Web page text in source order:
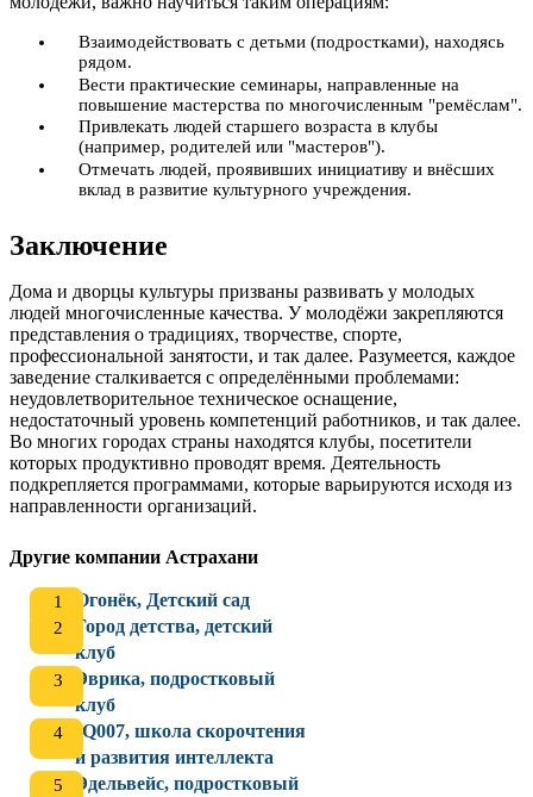
Взаимодействовать с детьми (подростками), находясь
рядом.
Вести практические семинары, направленные на
повышение мастерства по многочисленным "ремёслам".
Привлекать людей старшего возраста в клубы
(например, родителей или "мастеров").
Отмечать людей, проявивших инициативу и внёсших
вклад в развитие культурного учреждения.
Заключение
Дома и дворцы культуры призваны развивать у молодых
людей многочисленные качества. У молодёжи закрепляются
представления о традициях, творчестве, спорте,
профессиональной занятости, и так далее. Разумеется, каждое
заведение сталкивается с определёнными проблемами:
неудовлетворительное техническое оснащение,
недостаточный уровень компетенций работников, и так далее.
Во многих городах страны находятся клубы, посетители
которых продуктивно проводят время. Деятельность
подкрепляется программами, которые варьируются исходя из
направленности организаций.
Другие компании Астрахани
Огонёк, Детский сад
Город детства, детский
клуб
Эврика, подростковый
клуб
IQ007, школа скорочтения
и развития интеллекта
Эдельвейс, подростковый